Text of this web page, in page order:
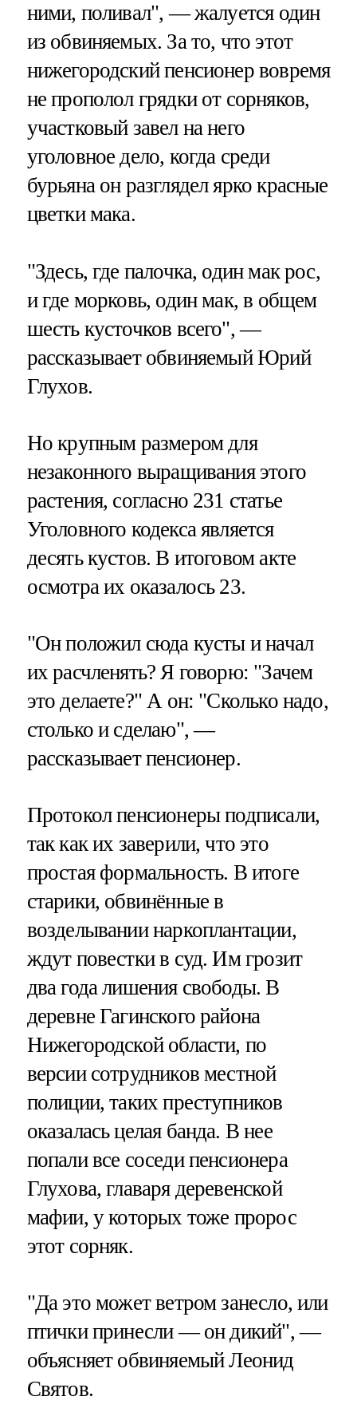
ними, поливал", — жалуется один
из обвиняемых. За то, что этот
нижегородский пенсионер вовремя
не прополол грядки от сорняков,
участковый завел на него
уголовное дело, когда среди
бурьяна он разглядел ярко красные
цветки мака.
"Здесь, где палочка, один мак рос,
и где морковь, один мак, в общем
шесть кусточков всего", —
рассказывает обвиняемый Юрий
Глухов.
Но крупным размером для
незаконного выращивания этого
растения, согласно 231 статье
Уголовного кодекса является
десять кустов. В итоговом акте
осмотра их оказалось 23.
"Он положил сюда кусты и начал
их расчленять? Я говорю: "Зачем
это делаете?" А он: "Сколько надо,
столько и сделаю", —
рассказывает пенсионер.
Протокол пенсионеры подписали,
так как их заверили, что это
простая формальность. В итоге
старики, обвинённые в
возделывании наркоплантации,
ждут повестки в суд. Им грозит
два года лишения свободы. В
деревне Гагинского района
Нижегородской области, по
версии сотрудников местной
полиции, таких преступников
оказалась целая банда. В нее
попали все соседи пенсионера
Глухова, главаря деревенской
мафии, у которых тоже пророс
этот сорняк.
"Да это может ветром занесло, или
птички принесли — он дикий", —
объясняет обвиняемый Леонид
Святов.